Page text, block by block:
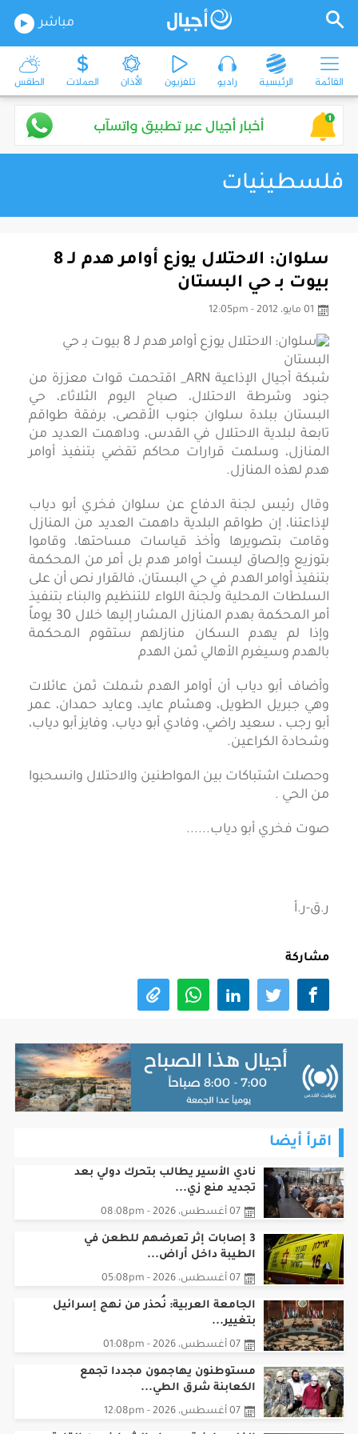
مباشر
القائمة الرئيسية راديو تلفزيون الأذان العملات الطقس
فلسطينيات
سلوان: الاحتلال يوزع أوامر هدم لـ 8
بيوت بـ حي البستان
01 مايو، 2012 - 12:05pm
شبكة أجيال الإذاعية ARN_ اقتحمت قوات معززة من
جنود وشرطة الاحتلال، صباح اليوم الثلاثاء، حي
البستان ببلدة سلوان جنوب الأقصى، برفقة طواقم
تابعة لبلدية الاحتلال في القدس، وداهمت العديد من
المنازل، وسلمت قرارات محاكم تقضي بتنفيذ أوامر
هدم لهذه المنازل.
وقال رئيس لجنة الدفاع عن سلوان فخري أبو دياب
لإذاعتنا، إن طواقم البلدية داهمت العديد من المنازل
وقامت بتصويرها وأخذ قياسات مساحتها، وقاموا
بتوزيع وإلصاق ليست أوامر هدم بل أمر من المحكمة
بتنفيذ أوامر الهدم في حي البستان، فالقرار نص أن على
السلطات المحلية ولجنة اللواء للتنظيم والبناء بتنفيذ
أمر المحكمة بهدم المنازل المشار إليها خلال 30 يوماً
وإذا لم يهدم السكان منازلهم ستقوم المحكمة
بالهدم وسيغرم الأهالي ثمن الهدم
وأضاف أبو دياب أن أوامر الهدم شملت ثمن عائلات
وهي جبريل الطويل، وهشام عايد، وعايد حمدان، عمر
أبو رجب ، سعيد راضي، وفادي أبو دياب، وفايز أبو دياب،
وشحادة الكراعين.
وحصلت اشتباكات بين المواطنين والاحتلال وانسحبوا
من الحي .
صوت فخري أبو دياب......
ر.ق-ر.أ
مشاركة
تجديد منع زي...
07 أغسطس، 2026 - 08:08pm
3 إصابات إثر تعرضهم للطعن في
الطيبة داخل أراض...
07 أغسطس، 2026 - 05:08pm
الجامعة العربية: نُحذر من نهج إسرائيل
بتغيير...
07 أغسطس، 2026 - 01:08pm
مستوطنون يهاجمون مجددا تجمع
الكعابنة شرق الطي...
07 أغسطس، 2026 - 12:08pm
الفلسطينية صهباء الشوا ضمن القادة